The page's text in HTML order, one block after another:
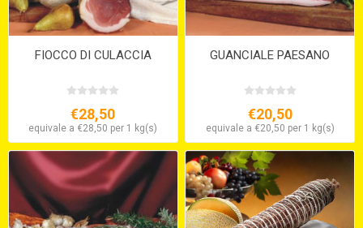
FIOCCO DI CULACCIA
€28,50
equivale a €28,50 per 1 kg(s)
GUANCIALE PAESANO
€20,50
equivale a €20,50 per 1 kg(s)